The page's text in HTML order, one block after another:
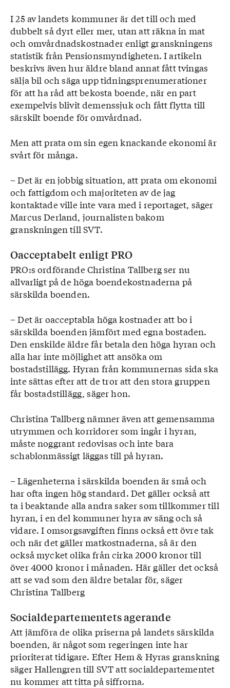
I 25 av landets kommuner är det till och med
dubbelt så dyrt eller mer, utan att räkna in mat
och omvårdnadskostnader enligt granskningens
statistik från Pensionsmyndigheten. I artikeln
beskrivs även hur äldre bland annat fått tvingas
sälja bil och säga upp tidningsprenumerationer
för att ha råd att bekosta boende, när en part
exempelvis blivit demenssjuk och fått flytta till
särskilt boende för omvårdnad.
Men att prata om sin egen knackande ekonomi är
svårt för många.
– Det är en jobbig situation, att prata om ekonomi
och fattigdom och majoriteten av de jag
kontaktade ville inte vara med i reportaget, säger
Marcus Derland, journalisten bakom
granskningen till SVT.
Oacceptabelt enligt PRO
PRO:s ordförande Christina Tallberg ser nu
allvarligt på de höga boendekostnaderna på
särskilda boenden.
– Det är oacceptabla höga kostnader att bo i
särskilda boenden jämfört med egna bostaden.
Den enskilde äldre får betala den höga hyran och
alla har inte möjlighet att ansöka om
bostadstillägg. Hyran från kommunernas sida ska
inte sättas efter att de tror att den stora gruppen
får bostadstillägg, säger hon.
Christina Tallberg nämner även att gemensamma
utrymmen och korridorer som ingår i hyran,
måste noggrant redovisas och inte bara
schablonmässigt läggas till på hyran.
– Lägenheterna i särskilda boenden är små och
har ofta ingen hög standard. Det gäller också att
ta i beaktande alla andra saker som tillkommer till
hyran, i en del kommuner hyra av säng och så
vidare. I omsorgsavgiften finns också ett övre tak
och när det gäller matkostnaderna, så är den
också mycket olika från cirka 2000 kronor till
över 4000 kronor i månaden. Här gäller det också
att se vad som den äldre betalar för, säger
Christina Tallberg
Socialdepartementets agerande
Att jämföra de olika priserna på landets särskilda
boenden, är något som regeringen inte har
prioriterat tidigare. Efter Hem & Hyras granskning
säger Hallengren till SVT att socialdepartementet
nu kommer att titta på siffrorna.